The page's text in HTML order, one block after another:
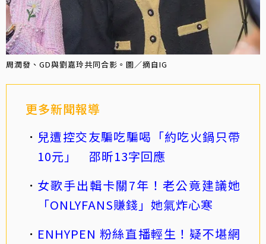
周潤發、GD與劉嘉玲共同合影。圖／摘自IG
更多新聞報導
兒遭控交友騙吃騙喝「約吃火鍋只帶
10元」 邵昕13字回應
女歌手出輯卡關7年！老公竟建議她
「ONLYFANS賺錢」她氣炸心寒
ENHYPEN 粉絲直播輕生！疑不堪網